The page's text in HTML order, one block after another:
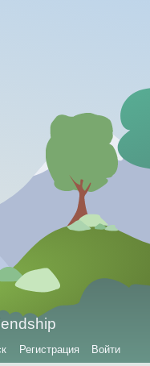
Регистрация Войти